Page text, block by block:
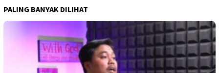
PALING BANYAK DILIHAT